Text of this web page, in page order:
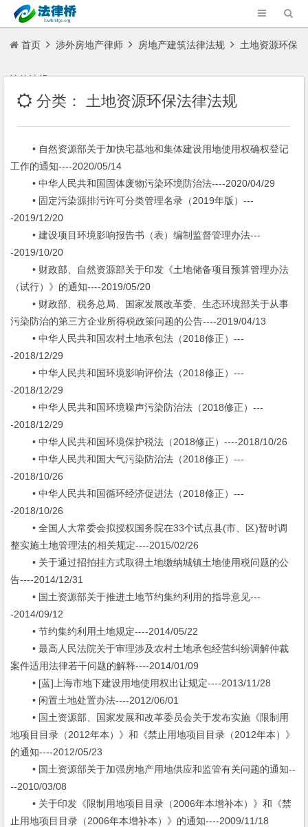
首页 涉外房地产律师 房地产建筑法律法规 土地资源环保
法律法规
分类：土地资源环保法律法规
• 自然资源部关于加快宅基地和集体建设用地使用权确权登记
工作的通知----2020/05/14
• 中华人民共和国固体废物污染环境防治法----2020/04/29
• 固定污染源排污许可分类管理名录（2019年版）---
-2019/12/20
• 建设项目环境影响报告书（表）编制监督管理办法---
-2019/10/20
• 财政部、自然资源部关于印发《土地储备项目预算管理办法
（试行）》的通知----2019/05/20
• 财政部、税务总局、国家发展改革委、生态环境部关于从事
污染防治的第三方企业所得税政策问题的公告----2019/04/13
• 中华人民共和国农村土地承包法（2018修正）---
-2018/12/29
• 中华人民共和国环境影响评价法（2018修正）---
-2018/12/29
• 中华人民共和国环境噪声污染防治法（2018修正）---
-2018/12/29
• 中华人民共和国环境保护税法（2018修正）----2018/10/26
• 中华人民共和国大气污染防治法（2018修正）---
-2018/10/26
• 中华人民共和国循环经济促进法（2018修正）---
-2018/10/26
• 全国人大常委会拟授权国务院在33个试点县(市、区)暂时调
整实施土地管理法的相关规定----2015/02/26
• 关于通过招拍挂方式取得土地缴纳城镇土地使用税问题的公
告----2014/12/31
• 国土资源部关于推进土地节约集约利用的指导意见---
-2014/09/12
• 节约集约利用土地规定----2014/05/22
• 最高人民法院关于审理涉及农村土地承包经营纠纷调解仲裁
案件适用法律若干问题的解释----2014/01/09
• [蓝]上海市地下建设用地使用权出让规定----2013/11/28
• 闲置土地处置办法----2012/06/01
• 国土资源部、国家发展和改革委员会关于发布实施《限制用
地项目目录（2012年本）》和《禁止用地项目目录（2012年本）》
的通知----2012/05/23
• 国土资源部关于加强房地产用地供应和监管有关问题的通知--
--2010/03/08
• 关于印发《限制用地项目目录（2006年本增补本）》和《禁
止用地项目目录（2006年本增补本）》的通知----2009/11/18